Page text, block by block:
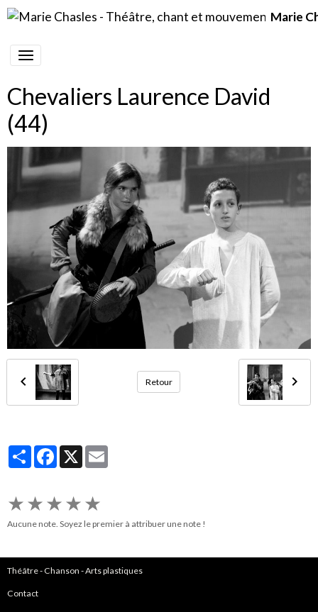
Marie
Chevaliers Laurence David
(44)
Retour
PartagerFacebook
X
★★★★★
Aucune note. Soyez le premier à attribuer une note !
Théâtre-Chanson -Arts plastiques
Contact